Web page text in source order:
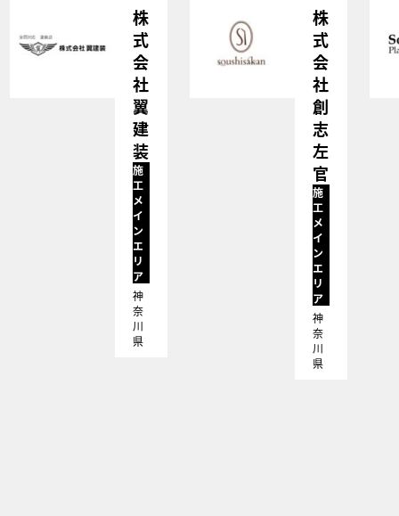
株
式
会
社
翼
建
装
施
工
メ
イ
ン
エ
リ
ア
神
奈
川
県
株
式
会
社
創
志
左
官
施
工
メ
イ
ン
エ
リ
ア
神
奈
川
県